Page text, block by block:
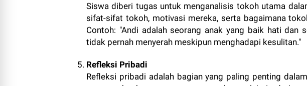
Siswa diberi tugas untuk menganalisis tokoh utama
sifat-sifat tokoh, motivasi mereka, serta bagaimana
Contoh: "Andi adalah seorang anak yang baik hati dan
tidak pernah menyerah meskipun menghadapi kesulitan."
Refleksi Pribadi
Refleksi pribadi adalah bagian yang paling penting